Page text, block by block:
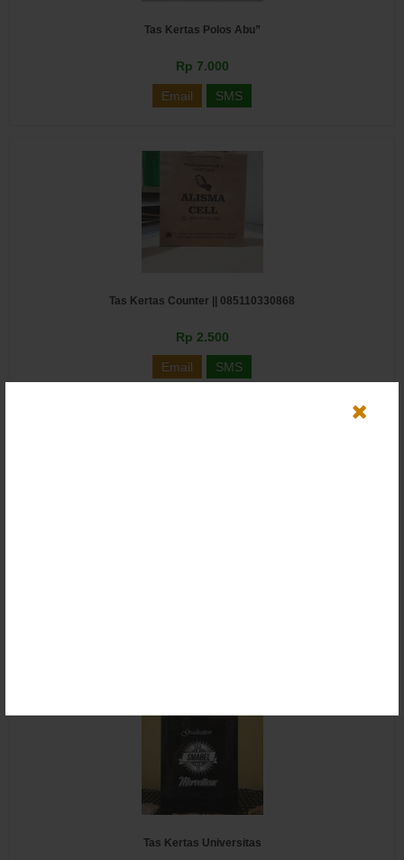
Tas Kertas Polos Abu”
Rp 7.000
Email SMS
Tas Kertas Counter || 085110330868
Rp 2.500
Email SMS
Tas Kertas Universitas